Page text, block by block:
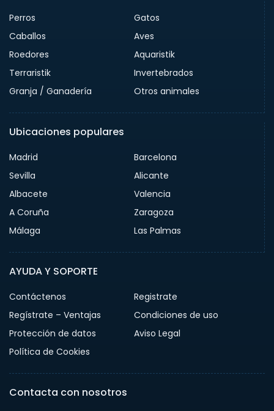
Perros
Gatos
Caballos
Aves
Roedores
Aquaristik
Terraristik
Invertebrados
Granja / Ganadería
Otros animales
Ubicaciones populares
Madrid
Barcelona
Sevilla
Alicante
Albacete
Valencia
A Coruña
Zaragoza
Málaga
Las Palmas
AYUDA Y SOPORTE
Contáctenos
Registrate
Regístrate – Ventajas
Condiciones de uso
Protección de datos
Aviso Legal
Política de Cookies
Contacta con nosotros